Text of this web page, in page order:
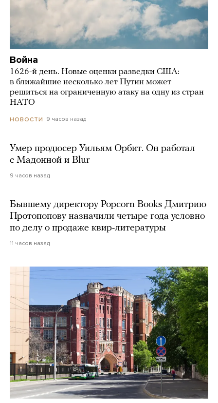
Война
1626-й день. Новые оценки разведки США:
в ближайшие несколько лет Путин может
решиться на ограниченную атаку на одну из стран
НАТО
НОВОСТИ 9 часов назад
Умер продюсер Уильям Орбит. Он работал
с Мадонной и Blur
9 часов назад
Бывшему директору Popcorn Books Дмитрию
Протопопову назначили четыре года условно
по делу о продаже квир-литературы
11 часов назад